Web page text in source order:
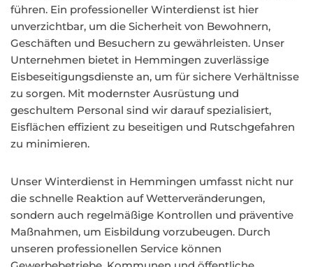
führen. Ein professioneller Winterdienst ist hier
unverzichtbar, um die Sicherheit von Bewohnern,
Geschäften und Besuchern zu gewährleisten. Unser
Unternehmen bietet in Hemmingen zuverlässige
Eisbeseitigungsdienste an, um für sichere Verhältnisse
zu sorgen. Mit modernster Ausrüstung und
geschultem Personal sind wir darauf spezialisiert,
Eisflächen effizient zu beseitigen und Rutschgefahren
zu minimieren.
Unser Winterdienst in Hemmingen umfasst nicht nur
die schnelle Reaktion auf Wetterveränderungen,
sondern auch regelmäßige Kontrollen und präventive
Maßnahmen, um Eisbildung vorzubeugen. Durch
unseren professionellen Service können